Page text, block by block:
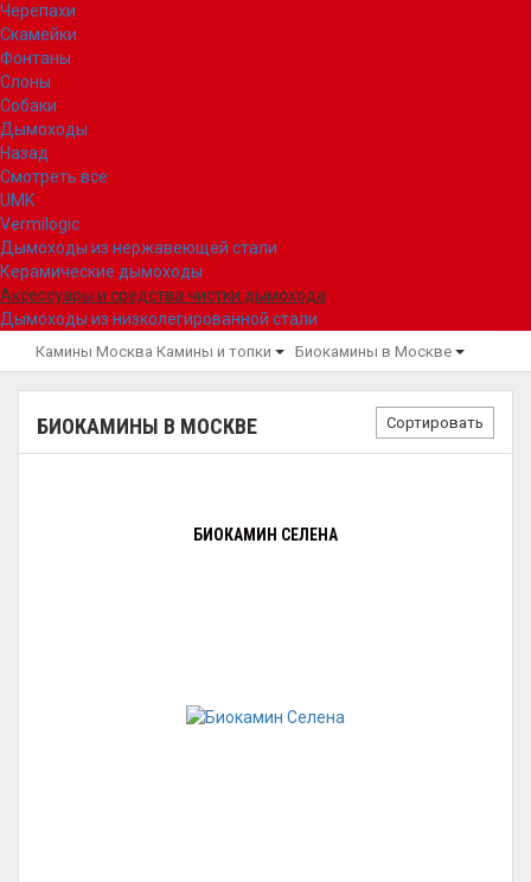
Черепахи
Скамейки
Фонтаны
Слоны
Собаки
Дымоходы
Назад
Смотреть все
UMK
Vermilogic
Дымоходы из нержавеющей стали
Керамические дымоходы
Аксессуары и средства чистки дымохода
Дымоходы из низколегированной стали
Камины Москва Камины и топки Биокамины в Москве
БИОКАМИНЫ В МОСКВЕ Сортировать
БИОКАМИН СЕЛЕНА